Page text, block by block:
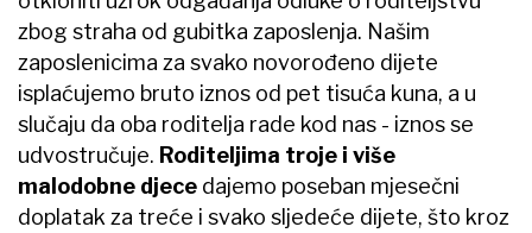
zbog straha od gubitka zaposlenja. Našim
zaposlenicima za svako novorođeno dijete
isplaćujemo bruto iznos od pet tisuća kuna, a u
slučaju da oba roditelja rade kod nas - iznos se
udvostručuje. Roditeljima troje i više
malodobne djece dajemo poseban mjesečni
doplatak za treće i svako sljedeće dijete, što kroz